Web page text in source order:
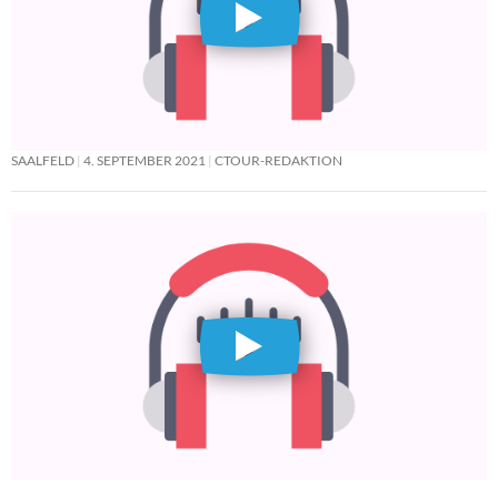
SAALFELD 4. SEPTEMBER 2021 CTOUR-REDAKTION